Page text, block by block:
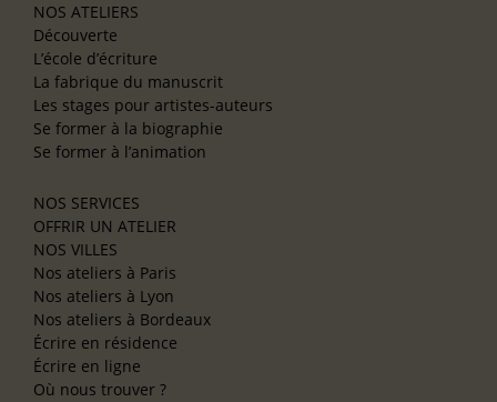
NOS ATELIERS
Découverte
L’école d’écriture
La fabrique du manuscrit
Les stages pour artistes-auteurs
Se former à la biographie
Se former à l’animation
NOS SERVICES
OFFRIR UN ATELIER
NOS VILLES
Nos ateliers à Paris
Nos ateliers à Lyon
Nos ateliers à Bordeaux
Écrire en résidence
Écrire en ligne
Où nous trouver ?